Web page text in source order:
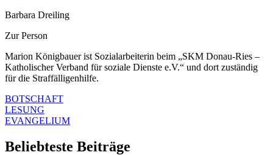
Barbara Dreiling
Zur Person
Marion Königbauer ist Sozialarbeiterin beim „SKM Donau-Ries –
Katholischer Verband für soziale Dienste e.V.“ und dort zuständig
für die Straffälligenhilfe.
BOTSCHAFT
LESUNG
EVANGELIUM
Beliebteste Beiträge